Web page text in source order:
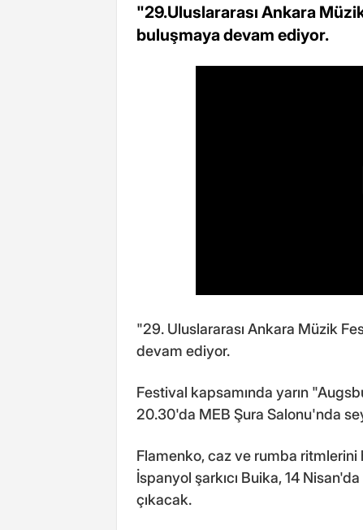
"29.Uluslararası Ankara
buluşmaya devam ediyor.
"29. Uluslararası Ankara Müzik
devam ediyor.
Festival kapsamında yarın
20.30'da MEB Şura Salonu'nda
Flamenko, caz ve rumba ritmlerini
İspanyol şarkıcı Buika, 14
çıkacak.